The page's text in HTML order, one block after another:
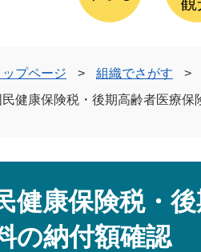
ップページ > 組織でさがす >
民健康保険税・後期高齢者医療保
健康保険税・
の納付額確認